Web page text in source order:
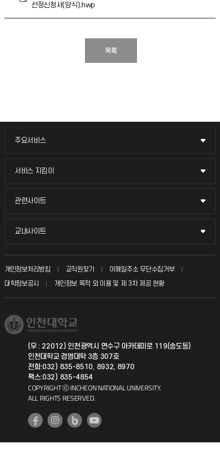
선정신청서(양식).hwp
목록
주요서비스
주요서비스
교무회의방송
입학안내
취업정보(학생)
서비스 지킴이
서비스 지킴이
묻고 답하기
칭찬마당
학생서비스 지킴이
관련사이트
관련사이트
국방헬프콜
총동문회
교내사이트
교내사이트
교수회
교육혁신본부
국제지원과
공자아카데미
기초교육원
개인정보처리방침 교직원찾기
이메일주소 무단수집거부
대학정보공시
개인정보 목적 외 이용 및 제 3차 제공 현황
(우 : 22012) 인천광역시 연수구 아카데미로 119(송도동)
인천대학교 경영대학 3층 307호
전화:032) 835-8510, 8932, 8970
팩스:032) 835-4854
COPYRIGHT ⓒ INCHEON NATIONAL UNIVERSITY.
ALL RIGHTS RESERVED.